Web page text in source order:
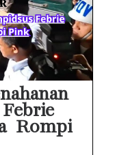
Eks Jampidsus Febrie Adriansyah Tersangka Korupsi Asabri Tapi Masih Terima Gaji: Mengapa Begitu?
Eks Dirut KBS Tersangka Korupsi Pakan Satwa Rp10,2 Miliar: Ironi Gelar Doktor Akuntabilitas
Rompi